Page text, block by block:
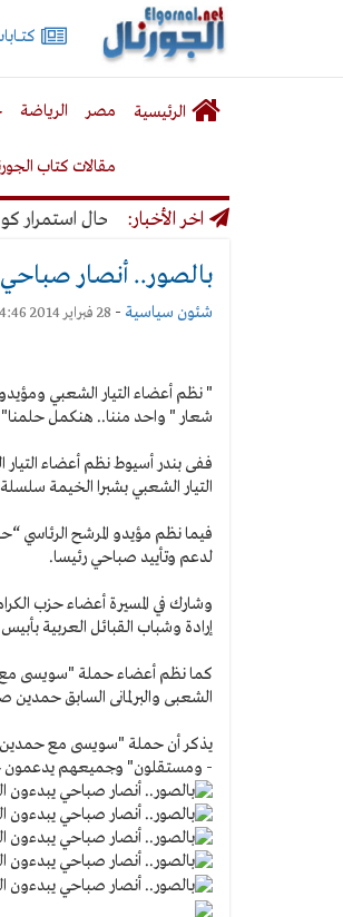
الجورنال
نت
الرئيسية مصر الرياضة
مقالات كتاب
اخر الأخبار:بنسبة 50% حال استمرار كورونا
بالصور.. أنصار صباحي
شئون سياسية - 28 فبراير 2014 4:46 م
" نظم أعضاء التيار الشعبي
شعار " واحد مننا.. هنكمل حلمنا"
ففى بندر أسيوط نظم أعضاء
التيار الشعبي بشبرا الخيمة
فيما نظم مؤيدو المرشح الرئاسي
لدعم وتأييد صباحي رئيسا.
وشارك في المسيرة أعضاء حزب
إرادة وشباب القبائل العربية
كما نظم أعضاء حملة "سويسى مع
الشعبى والبرلمانى السابق
يذكر أن حملة "سويسى مع
- ومستقلون" وجميعهم يدعمون